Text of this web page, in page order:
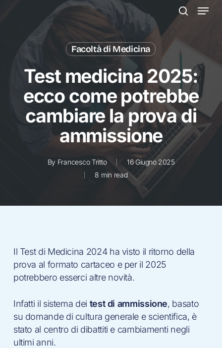
content
Menu
Facoltà di Medicina
Test medicina 2025:
ecco come potrebbe
cambiare la prova di
ammissione
By Francesco Tritto
16 Giugno 2025
8 min read
Il Test di Medicina 2024 ha visto il ritorno della
prova al formato cartaceo e per il 2025
potrebbero esserci altre novità.
Infatti il sistema dei test di ammissione, basato
su domande di cultura generale e scientifica, è
stato al centro di dibattiti e cambiamenti negli
ultimi anni.